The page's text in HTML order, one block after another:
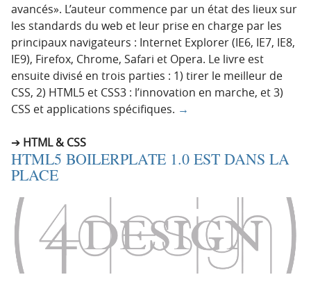
avancés». L’auteur commence par un état des lieux sur
les standards du web et leur prise en charge par les
principaux navigateurs : Internet Explorer (IE6, IE7, IE8,
IE9), Firefox, Chrome, Safari et Opera. Le livre est
ensuite divisé en trois parties : 1) tirer le meilleur de
CSS, 2) HTML5 et CSS3 : l’innovation en marche, et 3)
CSS et applications spécifiques. →
HTML & CSS
HTML5 BOILERPLATE 1.0 EST DANS LA
PLACE